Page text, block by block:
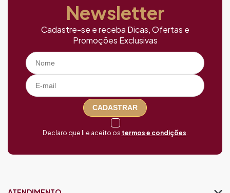
Newsletter
Cadastre-se e receba Dicas, Ofertas e
Promoções Exclusivas
CADASTRAR
Declaro que li e aceito os termos e condições